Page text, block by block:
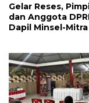
Gelar Reses,
dan Anggota
Dapil Minsel-